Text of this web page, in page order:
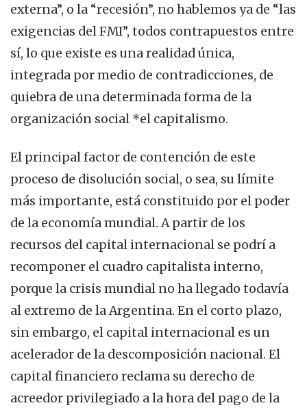
externa”, o la “recesión”, no hablemos ya de “las
exigencias del FMI”, todos contrapuestos entre
sí, lo que existe es una realidad única,
integrada por medio de contradicciones, de
quiebra de una determinada forma de la
organización social *el capitalismo.
El principal factor de contención de este
proceso de disolución social, o sea, su límite
más importante, está constituido por el poder
de la economía mundial. A partir de los
recursos del capital internacional se podrí a
recomponer el cuadro capitalista interno,
porque la crisis mundial no ha llegado todavía
al extremo de la Argentina. En el corto plazo,
sin embargo, el capital internacional es un
acelerador de la descomposición nacional. El
capital financiero reclama su derecho de
acreedor privilegiado a la hora del pago de la